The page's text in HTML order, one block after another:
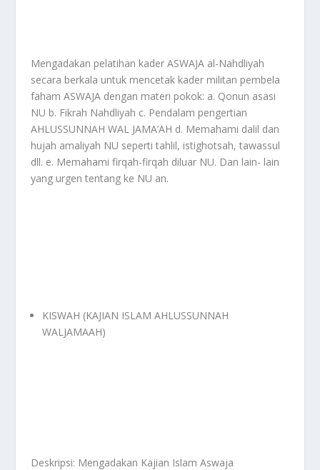
Mengadakan pelatihan kader ASWAJA al-Nahdliyah
secara berkala untuk mencetak kader militan pembela
faham ASWAJA dengan materi pokok: a. Qonun asasi
NU b. Fikrah Nahdliyah c. Pendalam pengertian
AHLUSSUNNAH WAL JAMA’AH d. Memahami dalil dan
hujah amaliyah NU seperti tahlil, istighotsah, tawassul
dll. e. Memahami firqah-firqah diluar NU. Dan lain- lain
yang urgen tentang ke NU an.
KISWAH (KAJIAN ISLAM AHLUSSUNNAH
WALJAMAAH)
Deskripsi: Mengadakan Kajian Islam Aswaja